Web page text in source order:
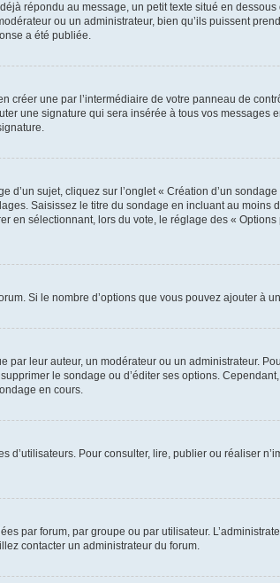
répondu au message, un petit texte situé en
ou un administrateur, bien qu’ils puissent
a été publiée.
créer une par l’intermédiaire de votre panneau de
une signature qui sera insérée à tous vos
d’un sujet, cliquez sur l’onglet « Création d’un
Saisissez le titre du sondage en incluant au
en sélectionnant, lors du vote, le réglage des «
Si le nombre d’options que vous pouvez ajouter
par leur auteur, un modérateur ou un administrateur.
le sondage ou d’éditer ses options.
en cours.
d’utilisateurs. Pour consulter, lire, publier ou réaliser
par forum, par groupe ou par utilisateur.
contacter un administrateur du forum.